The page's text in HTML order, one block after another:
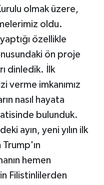
olmak üzere,
oldu.
özellikle
ön proje
dinledik. İlk
verme imkanımız
nasıl hayata
bulunduk.
ayın, yeni yılın ilk
Trump'ın
hemen
Filistinlilerden